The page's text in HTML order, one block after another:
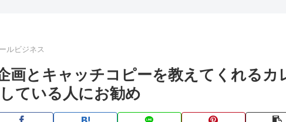
ルビジネス
画とキャッチコピーを教えてくれるカ
ている人にお勧め